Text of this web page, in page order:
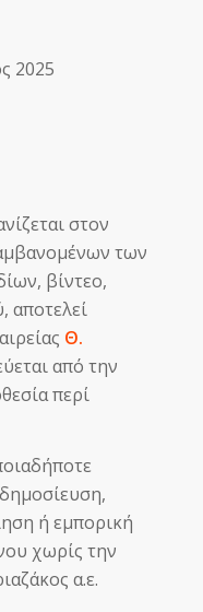
2025
στον
των
βίντεο,
αποτελεί
Θ.
από την
περί
ή εμπορική
χωρίς την
α.ε.